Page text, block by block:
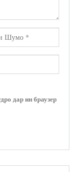
дар ин браузер